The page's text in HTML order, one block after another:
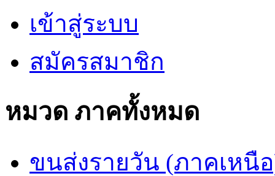
เข้าสู่ระบบ
สมัครสมาชิก
หมวด ภาคทั้งหมด
ขนส่งรายวัน (ภาคเหนื